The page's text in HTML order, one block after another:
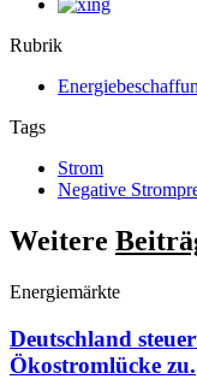
Rubrik
Tags
Strom
Negative
Weitere
Energiemärkte
Deutschland
Ökostromlücke zu.